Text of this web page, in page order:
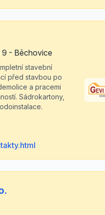
9 - Běchovice
stavební
před stavbou po
a pracemi
Sádrokartony,